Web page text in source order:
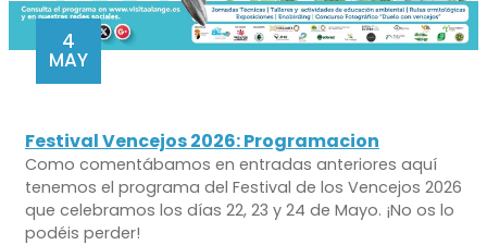
4
MAY
Festival Vencejos 2026: Programacion
Como comentábamos en entradas anteriores aquí
tenemos el programa del Festival de los Vencejos 2026
que celebramos los días 22, 23 y 24 de Mayo. ¡No os lo
podéis perder!